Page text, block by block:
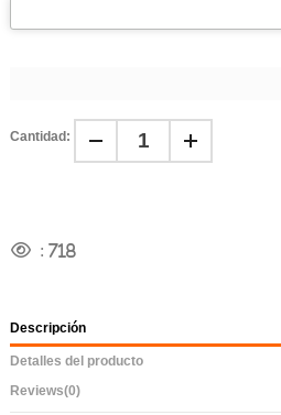
Cantidad:
: 718
Descripción
Detalles del producto
Reviews(0)